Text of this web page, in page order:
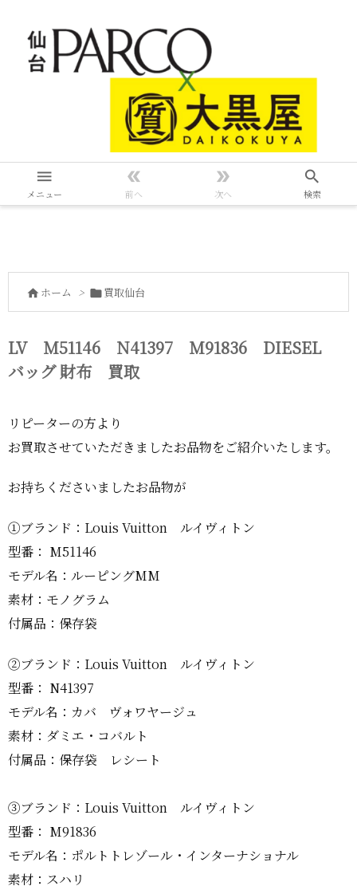

メニュー

前へ

次へ

検索
 ホーム > 買取仙台
LV M51146 N41397 M91836 DIESEL
バッグ 財布 買取
リピーターの方より
お買取させていただきましたお品物をご紹介いたします。
お持ちくださいましたお品物が
①ブランド：Louis Vuitton ルイヴィトン
型番： M51146
モデル名：ルーピングMM
素材：モノグラム
付属品：保存袋
②ブランド：Louis Vuitton ルイヴィトン
型番： N41397
モデル名：カバ ヴォワヤージュ
素材：ダミエ・コバルト
付属品：保存袋 レシート
③ブランド：Louis Vuitton ルイヴィトン
型番： M91836
モデル名：ポルトトレゾール・インターナショナル
素材：スハリ